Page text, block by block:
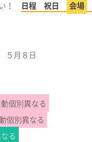
！ 日程 祝日 会場
月８日
個別異なる
個別異なる
る